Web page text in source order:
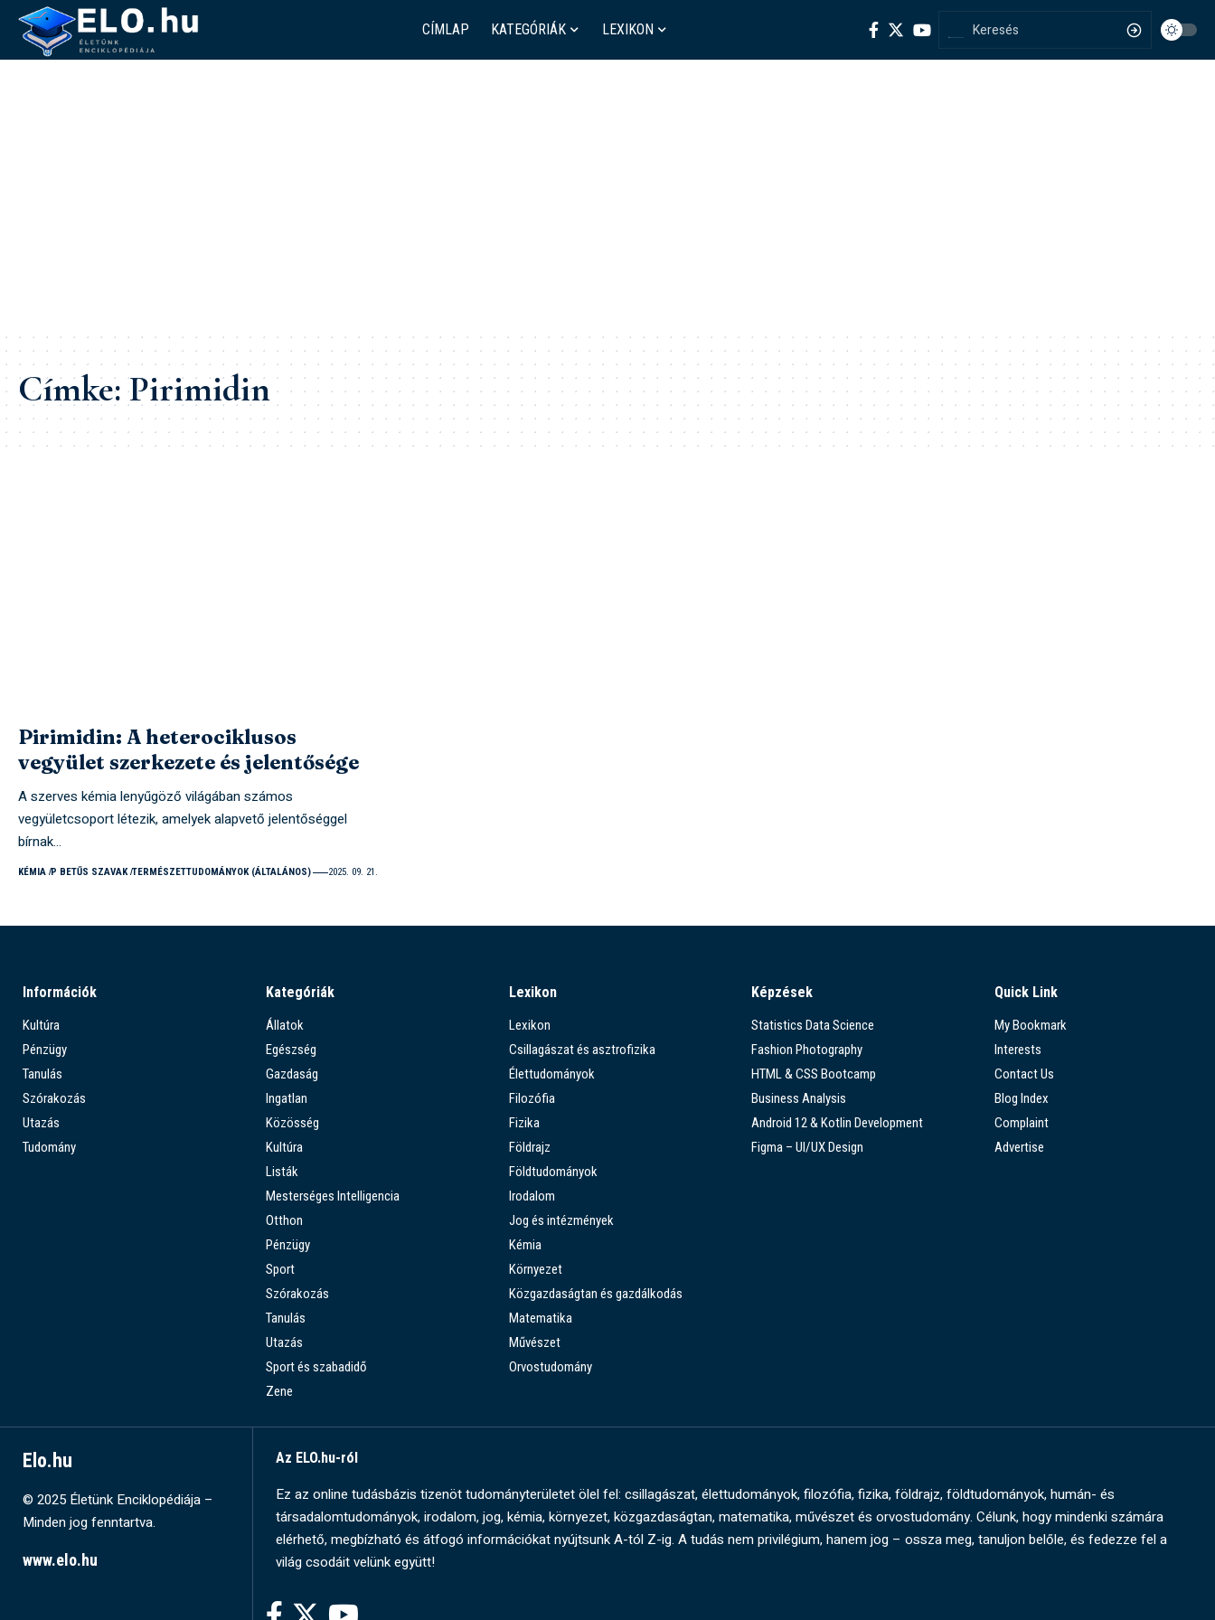
CÍMLAP KATEGÓRIÁK LEXIKON
Címke:Pirimidin
Pirimidin: A heterociklusos
vegyület szerkezete és jelentősége
A szerves kémia lenyűgöző világában számos
vegyületcsoport létezik, amelyek alapvető jelentőséggel
bírnak…
KÉMIA P BETŰS SZAVAK TERMÉSZETTUDOMÁNYOK (ÁLTALÁNOS) 2025. 09. 21.
Információk
Kultúra
Pénzügy
Tanulás
Szórakozás
Utazás
Tudomány
Kategóriák
Állatok
Egészség
Gazdaság
Ingatlan
Közösség
Kultúra
Listák
Mesterséges Intelligencia
Otthon
Pénzügy
Sport
Szórakozás
Tanulás
Utazás
Sport és szabadidő
Zene
Lexikon
Lexikon
Csillagászat és asztrofizika
Élettudományok
Filozófia
Fizika
Földrajz
Földtudományok
Irodalom
Jog és intézmények
Kémia
Környezet
Közgazdaságtan és gazdálkodás
Matematika
Művészet
Orvostudomány
Képzések
Statistics Data Science
Fashion Photography
HTML & CSS Bootcamp
Business Analysis
Android 12 & Kotlin Development
Figma – UI/UX Design
Quick Link
My Bookmark
Interests
Contact Us
Blog Index
Complaint
Advertise
Elo.hu
© 2025 Életünk Enciklopédiája –
Minden jog fenntartva.
www.elo.hu
Az ELO.hu-ról
Ez az online tudásbázis tizenöt tudományterületet ölel fel: csillagászat, élettudományok, filozófia, fizika, földrajz, földtudományok, humán- és
társadalomtudományok, irodalom, jog, kémia, környezet, közgazdaságtan, matematika, művészet és orvostudomány. Célunk, hogy mindenki számára
elérhető, megbízható és átfogó információkat nyújtsunk A-tól Z-ig. A tudás nem privilégium, hanem jog – ossza meg, tanuljon belőle, és fedezze fel a
világ csodáit velünk együtt!